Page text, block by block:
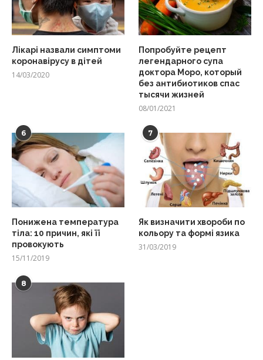
Лікарі назвали симптоми
коронавірусу в дітей
14/03/2020
Попробуйте рецепт
легендарного супа
доктора Моро, который
без антибиотиков спас
тысячи жизней
08/01/2021
6
Понижена температура
тіла: 10 причин, які її
провокують
15/11/2019
7
Як визначити хвороби по
кольору та формі язика
31/03/2019
8